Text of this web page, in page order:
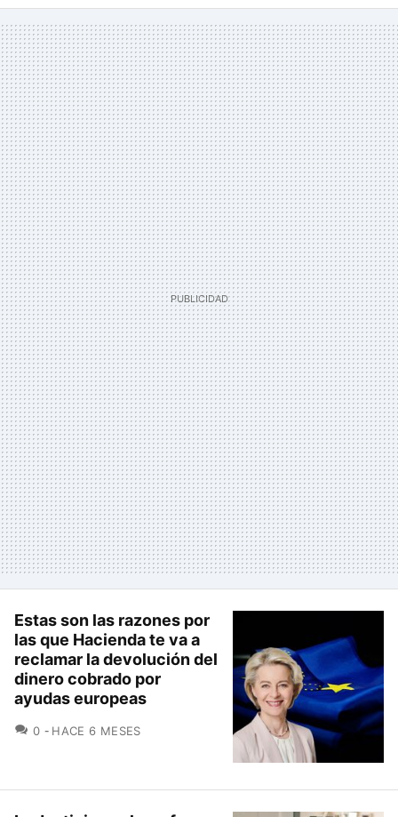
Estas son las razones por
las que Hacienda te va a
reclamar la devolución del
dinero cobrado por
ayudas europeas
0 COMENTARIOS
HACE 6 MESES